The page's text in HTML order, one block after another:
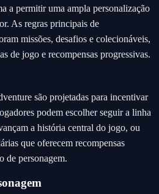
a permitir uma ampla personalização
As regras principais de
missões, desafios e colecionáveis,
de jogo e recompensas progressivas.
são projetadas para incentivar
podem escolher seguir a linha
a história central do jogo, ou
que oferecem recompensas
de personagem.